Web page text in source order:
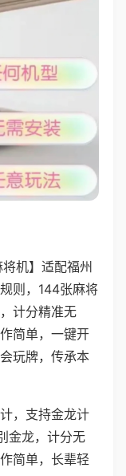
将机】适配福州
则，144张麻将
计分精准无
简单，一键开
玩牌，传承本
，支持金龙计
金龙，计分无
简单，长辈轻